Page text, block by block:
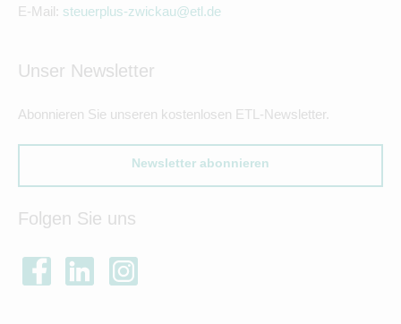
E-Mail: steuerplus-zwickau@etl.de
Unser Newsletter
Abonnieren Sie unseren kostenlosen ETL-Newsletter.
Newsletter abonnieren
Folgen Sie uns